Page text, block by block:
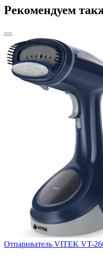
Рекомендуем
Отпариватель VITEK VT-